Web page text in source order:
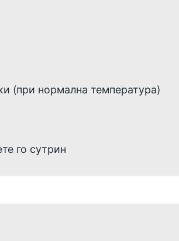
(при нормална температура)
го сутрин